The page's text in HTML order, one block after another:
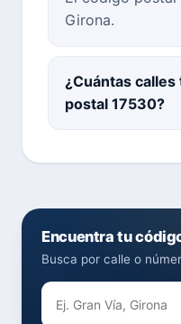
Girona.
¿Cuántas
postal 17530?
Encuentra tu
Busca por calle o